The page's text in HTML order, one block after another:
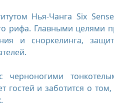
Нья-Чанга Six
рифа. Главными целями
и сноркелинга,
черноногими
гостей и заботится о